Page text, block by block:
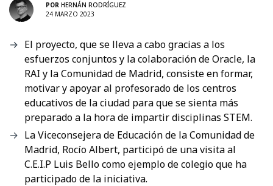
POR HERNÁN RODRÍGUEZ
24 MARZO 2023
El proyecto, que se lleva a cabo gracias a los
esfuerzos conjuntos y la colaboración de Oracle, la
RAI y la Comunidad de Madrid, consiste en formar,
motivar y apoyar al profesorado de los centros
educativos de la ciudad para que se sienta más
preparado a la hora de impartir disciplinas STEM.
La Viceconsejera de Educación de la Comunidad de
Madrid, Rocío Albert, participó de una visita al
C.E.I.P Luis Bello como ejemplo de colegio que ha
participado de la iniciativa.